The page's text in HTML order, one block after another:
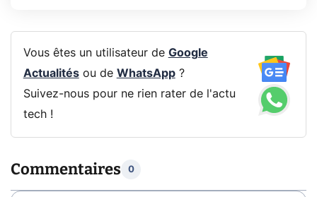
Vous êtes un utilisateur de Google
Actualitésou de WhatsApp?
Suivez-nous pour ne rien rater de l'actu
tech !
Commentaires 0